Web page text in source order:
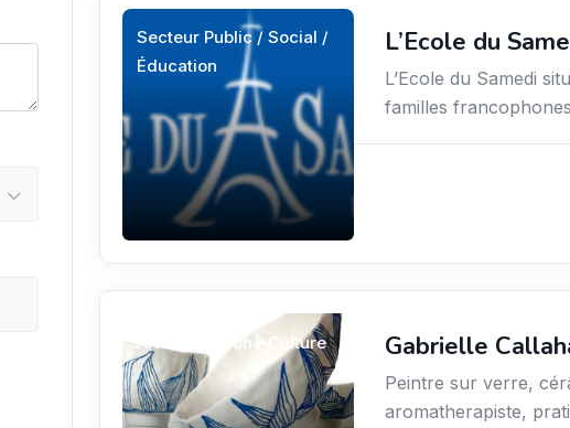
Secteur Public / Social /
Éducation
L’Ecole du
L’Ecole du Samedi
familles
Arts / Création / Culture Gabrielle
Peintre sur verre,
aromatherapiste,